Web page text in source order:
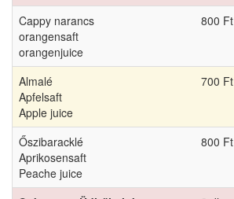
Cappy narancs
orangensaft
orangenjuice
800 Ft
Almalé
Apfelsaft
Apple juice
700 Ft
Őszibaracklé
Aprikosensaft
Peache juice
800 Ft